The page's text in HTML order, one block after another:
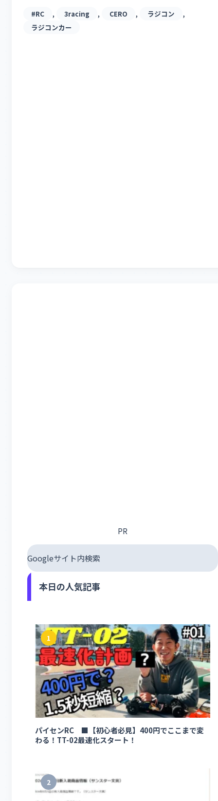
#RC , 3racing , CERO , ラジコン ,
ラジコンカー
PR
Googleサイト内検索
本日の人気記事
1
パイセンRC ■【初心者必見】400円でここまで変
わる！TT-02最速化スタート！
2